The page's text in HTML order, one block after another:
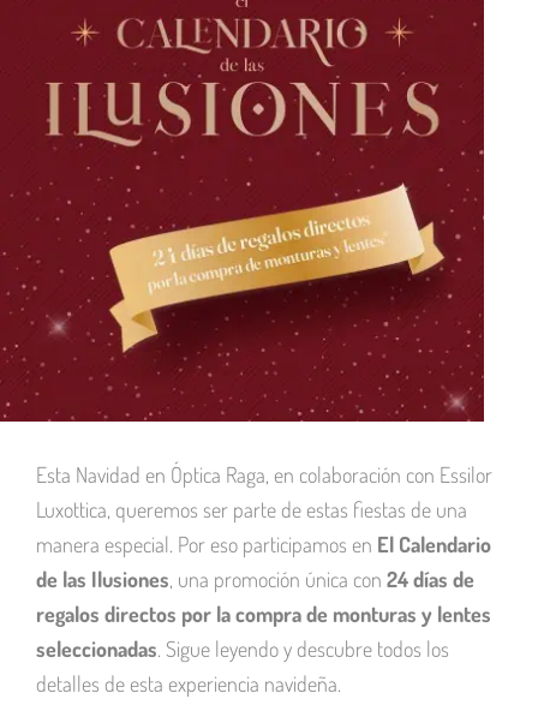
Esta Navidad en Óptica Raga, en colaboración con Essilor
Luxottica, queremos ser parte de estas fiestas de una
manera especial. Por eso participamos en El Calendario
de las Ilusiones, una promoción única con 24 días de
regalos directos por la compra de monturas y lentes
seleccionadas. Sigue leyendo y descubre todos los
detalles de esta experiencia navideña.